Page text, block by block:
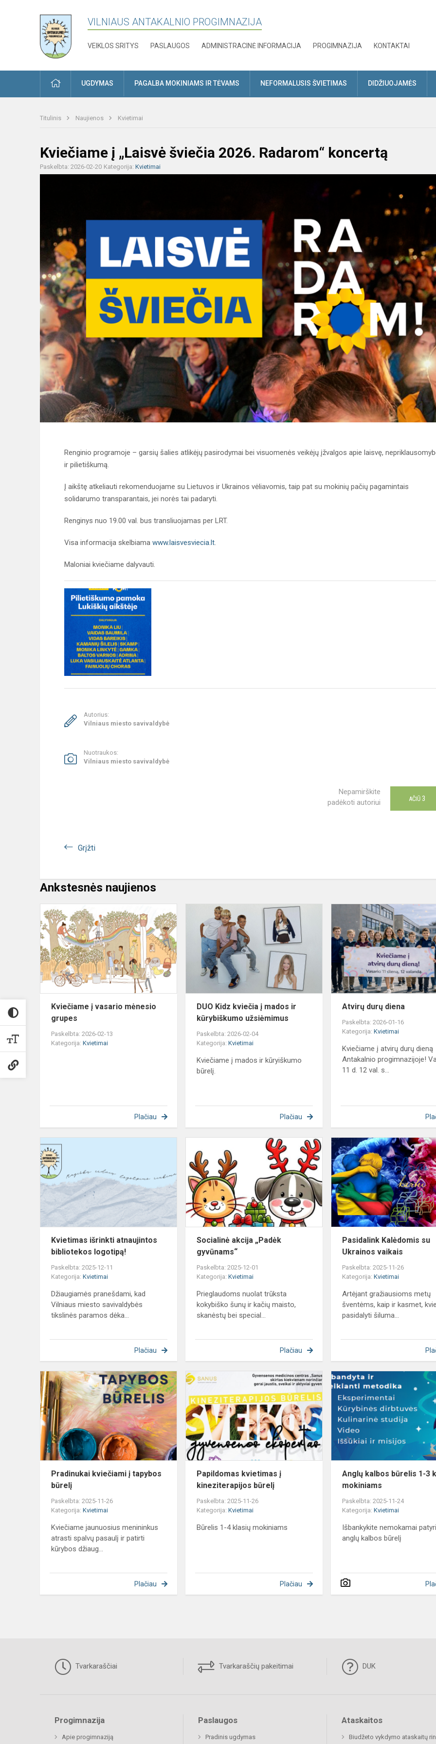
VILNIAUS ANTAKALNIO PROGIMNAZIJA
VEIKLOS SRITYS PASLAUGOS ADMINISTRACINĖ INFORMACIJA PROGIMNAZIJA KONTAKTAI
PRADŽIAUGDYMAS PAGALBA MOKINIAMS IR TĖVAMS NEFORMALUSIS ŠVIETIMAS DIDŽIUOJAMĖS
Titulinis Naujienos Kvietimai
Kviečiame į „Laisvė šviečia 2026. Radarom“ koncertą
Paskelbta: 2026-02-20 Kategorija: Kvietimai
Renginio programoje – garsių šalies atlikėjų pasirodymai bei visuomenės veikėjų įžvalgos apie laisvę,
ir pilietiškumą.
Į aikštę atkeliauti rekomenduojame su Lietuvos ir Ukrainos vėliavomis, taip pat su mokinių pačių pagamintais
solidarumo transparantais, jei norės tai padaryti.
Renginys nuo 19.00 val. bus transliuojamas per LRT.
Visa informacija skelbiama www.laisvesviecia.lt.
Maloniai kviečiame dalyvauti.
Autorius:
Vilniaus miesto savivaldybė
Nuotraukos:
Vilniaus miesto savivaldybė
Nepamirškite
padėkoti autoriui
AČIŪ 3
Grįžti
Ankstesnės naujienos
į
vasario
mėnesio
grupes
Kviečiame į vasario mėnesio
grupes
Paskelbta: 2026-02-13
Kategorija: Kvietimai
Plačiau
kviečia
mados
kūrybiškumo
užsiėmimus
DUO Kidz kviečia į mados ir
kūrybiškumo užsiėmimus
Paskelbta: 2026-02-04
Kategorija:Kvietimai
Kviečiame į mados ir kūryiškumo
būrelį.
Plačiau
Atvirų durų diena
Paskelbta: 2026-01-16
Kategorija:Kvietimai
Kviečiame į atvirų durų dieną
Antakalnio progimnazijoje!
11 d. 12 val. s...
išrinkti
atnaujintos
bibliotekos
logotipą!
Kvietimas išrinkti atnaujintos
bibliotekos logotipą!
Paskelbta: 2025-12-11
Kategorija: Kvietimai
Džiaugiamės pranešdami, kad
Vilniaus miesto savivaldybės
tikslinės paramos dėka...
Plačiau
Socialinė
akcija
„Padėk
gyvūnams“
Socialinė akcija „Padėk
gyvūnams“
Paskelbta: 2025-12-01
Kategorija:Kvietimai
Prieglaudoms nuolat trūksta
kokybiško šunų ir kačių maisto,
skanėstų bei special...
Plačiau
Pasidalink Kalėdomis su
Ukrainos vaikais
Paskelbta: 2025-11-26
Kategorija:Kvietimai
Artėjant gražiausioms metų
šventėms, kaip ir kasmet,
pasidalyti šiluma...
Pradinukai
kviečiami
į
tapybos
būrelį
Pradinukai kviečiami į tapybos
būrelį
Paskelbta: 2025-11-26
Kategorija: Kvietimai
Kviečiame jaunuosius menininkus
atrasti spalvų pasaulį ir patirti
kūrybos džiaug...
Plačiau
Papildomas
kvietimas
į
kineziterapijos
būrelį
Papildomas kvietimas į
kineziterapijos būrelį
Paskelbta: 2025-11-26
Kategorija:Kvietimai
Būrelis 1-4 klasių mokiniams
Plačiau
Anglų kalbos būrelis 1-3
mokiniams
Paskelbta: 2025-11-24
Kategorija:Kvietimai
Išbankykite nemokamai
anglų kalbos būrelį
Tvarkaraščiai Tvarkaraščių pakeitimai DUK
Progimnazija
Apie progimnaziją
Paslaugos
Pradinis ugdymas
Ataskaitos
Biudžeto vykdymo ataskaitų